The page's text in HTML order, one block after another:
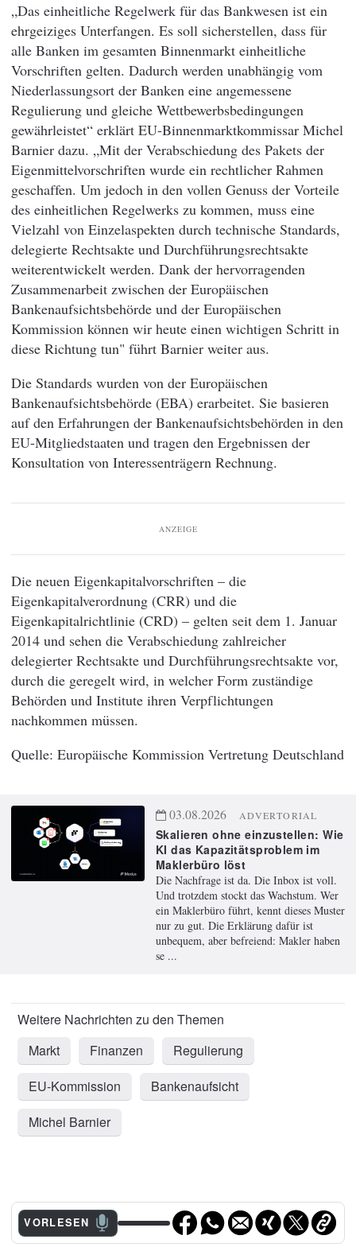
„Das einheitliche Regelwerk für das Bankwesen ist ein
ehrgeiziges Unterfangen. Es soll sicherstellen, dass für
alle Banken im gesamten Binnenmarkt einheitliche
Vorschriften gelten. Dadurch werden unabhängig vom
Niederlassungsort der Banken eine angemessene
Regulierung und gleiche Wettbewerbsbedingungen
gewährleistet“ erklärt EU-Binnenmarktkommissar Michel
Barnier dazu. „Mit der Verabschiedung des Pakets der
Eigenmittelvorschriften wurde ein rechtlicher Rahmen
geschaffen. Um jedoch in den vollen Genuss der Vorteile
des einheitlichen Regelwerks zu kommen, muss eine
Vielzahl von Einzelaspekten durch technische Standards,
delegierte Rechtsakte und Durchführungsrechtsakte
weiterentwickelt werden. Dank der hervorragenden
Zusammenarbeit zwischen der Europäischen
Bankenaufsichtsbehörde und der Europäischen
Kommission können wir heute einen wichtigen Schritt in
diese Richtung tun" führt Barnier weiter aus.
Die Standards wurden von der Europäischen
Bankenaufsichtsbehörde (EBA) erarbeitet. Sie basieren
auf den Erfahrungen der Bankenaufsichtsbehörden in den
EU-Mitgliedstaaten und tragen den Ergebnissen der
Konsultation von Interessenträgern Rechnung.
ANZEIGE
Die neuen Eigenkapitalvorschriften – die
Eigenkapitalverordnung (CRR) und die
Eigenkapitalrichtlinie (CRD) – gelten seit dem 1. Januar
2014 und sehen die Verabschiedung zahlreicher
delegierter Rechtsakte und Durchführungsrechtsakte vor,
durch die geregelt wird, in welcher Form zuständige
Behörden und Institute ihren Verpflichtungen
nachkommen müssen.
Europäische Kommission Vertretung Deutschland
03.08.2026 ADVERTORIAL
Skalieren ohne einzustellen: Wie
KI das Kapazitätsproblem im
Maklerbüro löst
Die Nachfrage ist da. Die Inbox ist voll.
Und trotzdem stockt das Wachstum. Wer
ein Maklerbüro führt, kennt dieses Muster
nur zu gut. Die Erklärung dafür ist
unbequem, aber befreiend: Makler haben
se ...
Markt Finanzen
Regulierung
EU-Kommission
Bankenaufsicht
Michel Barnier
VORLESEN